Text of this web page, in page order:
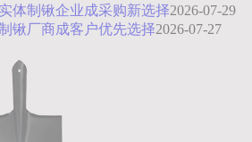
体制锹企业成采购新选择2026-07-29
锹厂商成客户优先选择2026-07-27